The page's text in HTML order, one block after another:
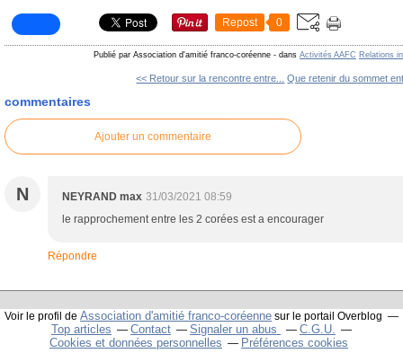
Repost 0
Publié par Association d'amitié franco-coréenne - dans Activités AAFC Relations
<< Retour sur la rencontre entre... Que retenir du sommet
commentaires
Ajouter un commentaire
N NEYRAND max 31/03/2021 08:59
le rapprochement entre les 2 corées est a encourager
Répondre
Voir le profil de Association d'amitié franco-coréenne sur le portail Overblog
Top articles Contact Signaler un abus
C.G.U.
Cookies et données personnelles
Préférences cookies